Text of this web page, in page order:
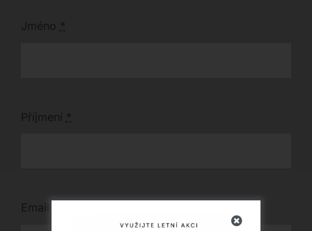
Jméno *
Příjmení *
Email